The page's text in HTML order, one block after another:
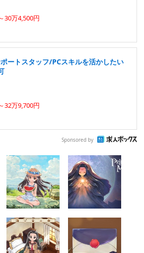
30万4,500円
ートスタッフ/PCスキルを活かしたい
32万9,700円
Sponsored by